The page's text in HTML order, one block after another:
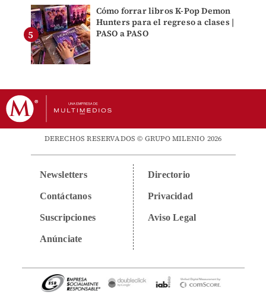
Cómo forrar libros K-Pop Demon
Hunters para el regreso a clases |
PASO a PASO
DERECHOS RESERVADOS © GRUPO MILENIO 2026
Newsletters
Contáctanos
Suscripciones
Anúnciate
Directorio
Privacidad
Aviso Legal